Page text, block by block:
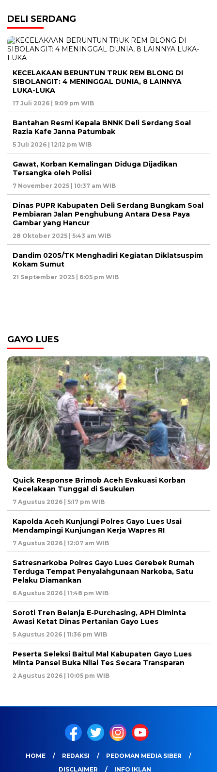
DELI SERDANG
KECELAKAAN BERUNTUN TRUK REM BLONG DI
SIBOLANGIT: 4 MENINGGAL DUNIA, 8 LAINNYA
LUKA-LUKA
17 Juli 2026 | 9:09 pm WIB
Bantahan Resmi Kepala BNNK Deli Serdang Soal
Razia Kafe Janna Patumbak
5 Juli 2026 | 12:12 pm WIB
Gawat, Korban Kemalingan Diduga Dijadikan
Tersangka oleh Polisi
7 November 2025 | 10:37 am WIB
Dinas PUPR Kabupaten Deli Serdang Bungkam Soal
Pembiaran Jalan Penghubung Antara Desa Paya
Gambar yang Hancur
28 Oktober 2025 | 5:43 am WIB
Dandim 0205/TK Menghadiri Kegiatan Diklatsuspim
Kokam Sumut
21 September 2025 | 6:05 pm WIB
GAYO LUES
Quick Response Brimob Aceh Evakuasi Korban
Kecelakaan Tunggal di Seukulen
7 Agustus 2026 | 5:17 pm WIB
Kapolda Aceh Kunjungi Polres Gayo Lues Usai
Mendampingi Kunjungan Kerja Wapres RI
7 Agustus 2026 | 12:07 am WIB
Satresnarkoba Polres Gayo Lues Gerebek Rumah
Terduga Tempat Penyalahgunaan Narkoba, Satu
Pelaku Diamankan
6 Agustus 2026 | 11:48 pm WIB
Soroti Tren Belanja E-Purchasing, APH Diminta
Awasi Ketat Dinas Pertanian Gayo Lues
5 Agustus 2026 | 11:36 pm WIB
Peserta Seleksi Baitul Mal Kabupaten Gayo Lues
Minta Pansel Buka Nilai Tes Secara Transparan
2 Agustus 2026 | 10:05 pm WIB
HOME REDAKSI
PEDOMAN MEDIA SIBER
DISCLAIMER
INFO IKLAN